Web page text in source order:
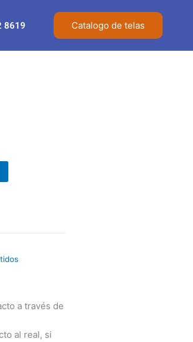
8619 Catalogo de telas
a través de
al real, si